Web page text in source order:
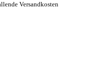
Versandkosten